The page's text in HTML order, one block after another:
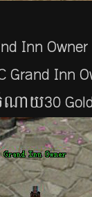
Inn
Inn
ណាយ​​30​​